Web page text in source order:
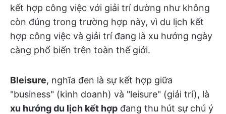
kết hợp công việc với giải trí dường như không
còn đúng trong trường hợp này, vì du lịch kết
hợp công việc và giải trí đang là xu hướng ngày
càng phổ biến trên toàn thế giới.
Bleisure, nghĩa đen là sự kết hợp giữa
"business" (kinh doanh) và "leisure" (giải trí), là
xu hướng du lịch kết hợp đang thu hút sự chú ý